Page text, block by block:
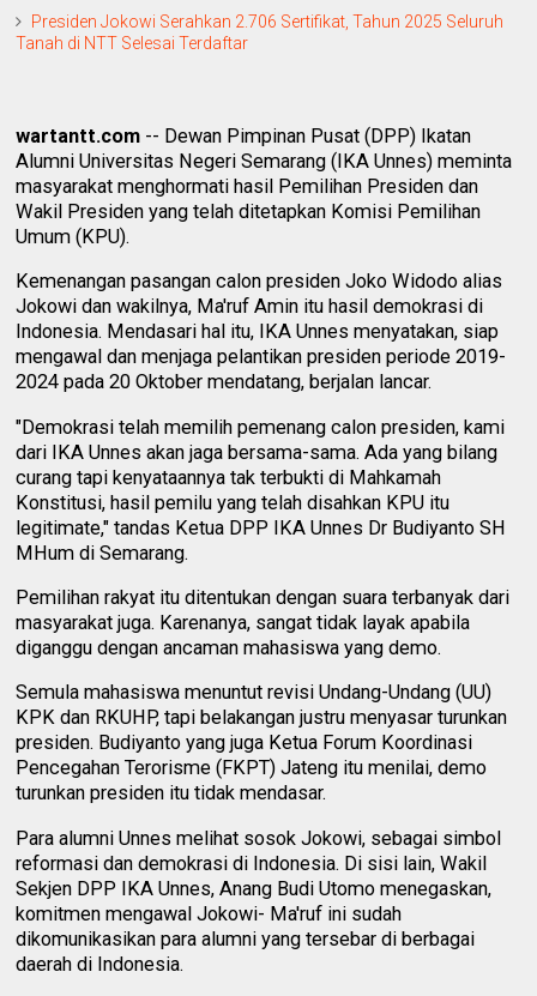
Presiden Jokowi Serahkan 2.706 Sertifikat, Tahun 2025 Seluruh
Tanah di NTT Selesai Terdaftar
wartantt.com -- Dewan Pimpinan Pusat (DPP) Ikatan
Alumni Universitas Negeri Semarang (IKA Unnes) meminta
masyarakat menghormati hasil Pemilihan Presiden dan
Wakil Presiden yang telah ditetapkan Komisi Pemilihan
Umum (KPU).
Kemenangan pasangan calon presiden Joko Widodo alias
Jokowi dan wakilnya, Ma'ruf Amin itu hasil demokrasi di
Indonesia. Mendasari hal itu, IKA Unnes menyatakan, siap
mengawal dan menjaga pelantikan presiden periode 2019-
2024 pada 20 Oktober mendatang, berjalan lancar.
"Demokrasi telah memilih pemenang calon presiden, kami
dari IKA Unnes akan jaga bersama-sama. Ada yang bilang
curang tapi kenyataannya tak terbukti di Mahkamah
Konstitusi, hasil pemilu yang telah disahkan KPU itu
legitimate," tandas Ketua DPP IKA Unnes Dr Budiyanto SH
MHum di Semarang.
Pemilihan rakyat itu ditentukan dengan suara terbanyak dari
masyarakat juga. Karenanya, sangat tidak layak apabila
diganggu dengan ancaman mahasiswa yang demo.
Semula mahasiswa menuntut revisi Undang-Undang (UU)
KPK dan RKUHP, tapi belakangan justru menyasar turunkan
presiden. Budiyanto yang juga Ketua Forum Koordinasi
Pencegahan Terorisme (FKPT) Jateng itu menilai, demo
turunkan presiden itu tidak mendasar.
Para alumni Unnes melihat sosok Jokowi, sebagai simbol
reformasi dan demokrasi di Indonesia. Di sisi lain, Wakil
Sekjen DPP IKA Unnes, Anang Budi Utomo menegaskan,
komitmen mengawal Jokowi- Ma'ruf ini sudah
dikomunikasikan para alumni yang tersebar di berbagai
daerah di Indonesia.